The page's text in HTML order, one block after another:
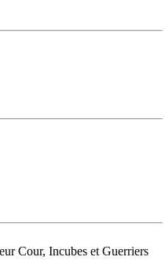
Cour, Incubes et Guerriers